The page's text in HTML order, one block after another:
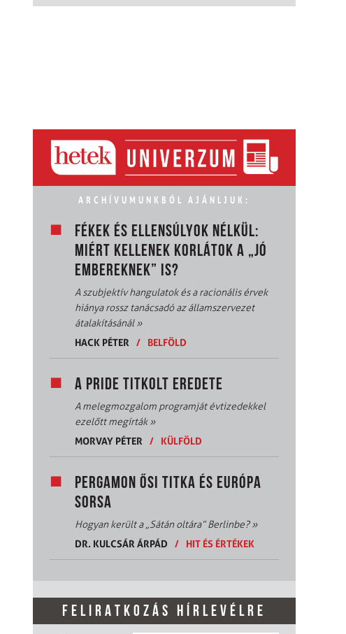
ARCHÍVUMUNKBÓL AJÁNLJUK:
FÉKEK ÉS ELLENSÚLYOK NÉLKÜL:
MIÉRT KELLENEK KORLÁTOK A „JÓ
EMBEREKNEK” IS?
A szubjektív hangulatok és a racionális érvek
hiánya rossz tanácsadó az államszervezet
átalakításánál»
HACK PÉTER
/ BELFÖLD
A PRIDE TITKOLT EREDETE
A melegmozgalom programját évtizedekkel
ezelőtt megírták»
MORVAY PÉTER
/ KÜLFÖLD
PERGAMON ŐSI TITKA ÉS EURÓPA
SORSA
Hogyan került a „Sátán oltára” Berlinbe?»
DR. KULCSÁR ÁRPÁD
/ HIT ÉS ÉRTÉKEK
FELIRATKOZÁS HÍRLEVÉLRE